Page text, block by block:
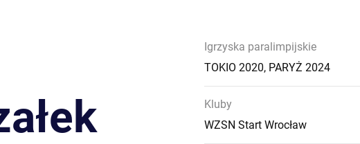
Igrzyska paralimpijskie
TOKIO 2020, PARYŻ 2024
Kluby
WZSN Start Wrocław